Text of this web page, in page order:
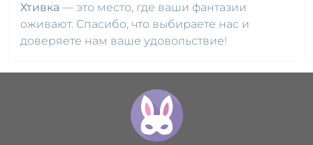
Хтивка — это место, где ваши фантазии
оживают. Спасибо, что выбираете нас и
доверяете нам ваше удовольствие!